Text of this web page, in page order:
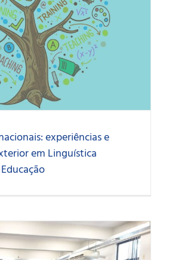
experiências e
em Linguística